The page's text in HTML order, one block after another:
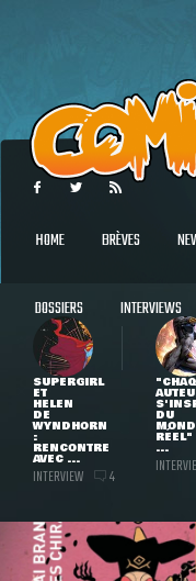
HOME BRÈVES
DOSSIERS INTERVIEWS
SUPERGIRL
ET
HELEN
DE
WYNDHORN
:
RENCONTRE
AVEC ...
INTERVIEW 4
DU
RÉEL"
...